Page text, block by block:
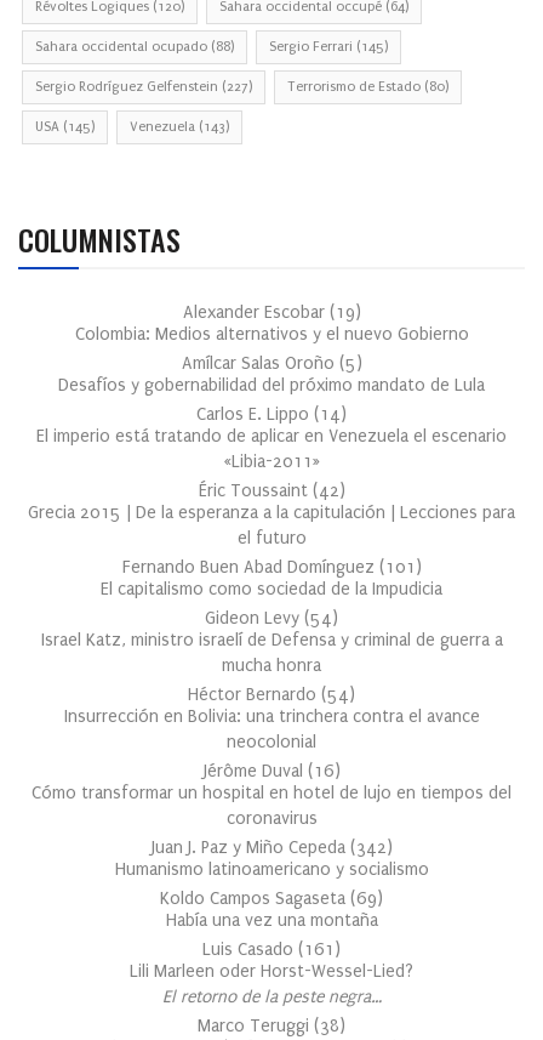
Révoltes Logiques (120) Sahara occidental occupé (64)
Sahara occidental ocupado (88) Sergio Ferrari (145)
Sergio Rodríguez Gelfenstein (227) Terrorismo de Estado (80)
USA (145) Venezuela (143)
COLUMNISTAS
Alexander Escobar (19)
Colombia: Medios alternativos y el nuevo Gobierno
Amílcar Salas Oroño (5)
Desafíos y gobernabilidad del próximo mandato de Lula
Carlos E. Lippo (14)
El imperio está tratando de aplicar en Venezuela el escenario
«Libia-2011»
Éric Toussaint (42)
Grecia 2015 | De la esperanza a la capitulación | Lecciones para
el futuro
Fernando Buen Abad Domínguez (101 )
El capitalismo como sociedad de la Impudicia
Gideon Levy (54)
Israel Katz, ministro israelí de Defensa y criminal de guerra a
mucha honra
Héctor Bernardo (54)
Insurrección en Bolivia: una trinchera contra el avance
neocolonial
Jérôme Duval (16)
Cómo transformar un hospital en hotel de lujo en tiempos del
coronavirus
Juan J. Paz y Miño Cepeda (342)
Humanismo latinoamericano y socialismo
Koldo Campos Sagaseta (69)
Había una vez una montaña
Luis Casado (161 )
Lili Marleen oder Horst-Wessel-Lied?
El retorno de la peste negra…
Marco Teruggi (38)